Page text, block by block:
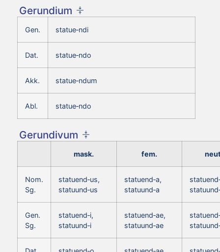
Gerundium
Gen. statue‑ndi
Dat. statue‑ndo
Akk. statue‑ndum
Abl. statue‑ndo
Gerundivum
mask. fem.
Nom.
Sg.
statuend‑us,
statuund‑us
statuend‑a,
statuund‑a
Gen.
Sg.
statuend‑i,
statuund‑i
statuend‑ae,
statuund‑ae